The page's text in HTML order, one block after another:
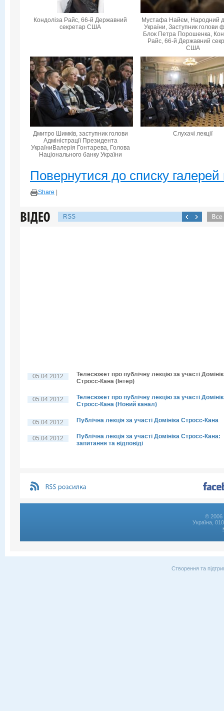
Кондоліза Райс, 66-й Державний
секретар США
Мустафа Найєм, Народний
України, Заступник голови
Блок Петра Порошенка,
Райс, 66-й Державний
США
Дмитро Шимків, заступник голови
Адміністрації Президента
УкраїниВалерія Гонтарева, Голова
Національного банку України
Слухачі лекції
Повернутися до списку галерей
Share
RSS
05.04.2012
Телесюжет про публічну лекцію за участі
Стросс-Кана (Інтер)
05.04.2012
Телесюжет про публічну лекцію за участі
Стросс-Кана (Новий канал)
05.04.2012 Публічна лекція за участі Домініка Стросс-Кана
05.04.2012
Публічна лекція за участі Домініка Стросс-Кана:
запитання та відповіді
© 2006
Україна,
Створення та